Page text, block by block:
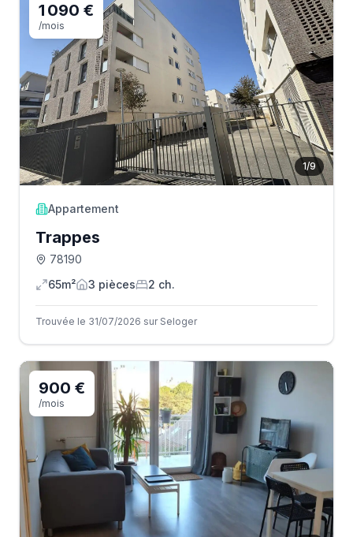
1/9
1 090 €
/mois
Appartement
Trappes
78190
65m²
3 pièces 2 ch.
Trouvée le 31/07/2026 sur Seloger
900 €
/mois